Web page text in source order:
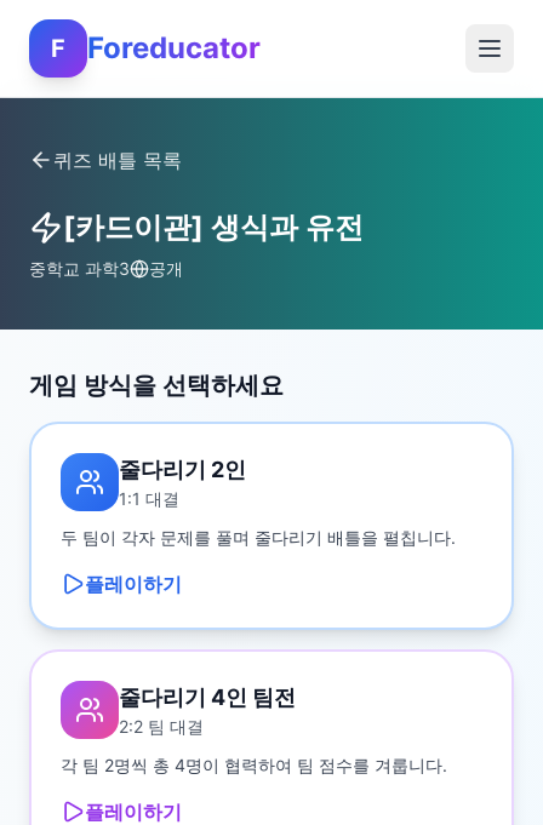
F Foreducator
퀴즈 배틀 목록
[카드이관] 생식과 유전
중학교 과학3 공개
게임 방식을 선택하세요
줄다리기 2인
1:1 대결
두 팀이 각자 문제를 풀며 줄다리기 배틀을 펼칩니다.
플레이하기
줄다리기 4인 팀전
2:2 팀 대결
각 팀 2명씩 총 4명이 협력하여 팀 점수를 겨룹니다.
플레이하기